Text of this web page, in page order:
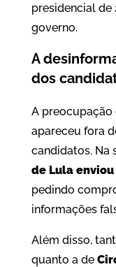
presidencial de
governo.
A
dos
A
apareceu fora
candidatos. Na
de Lula
pedindo
informações
Além disso,
quanto a de